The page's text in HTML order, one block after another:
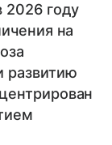
2026 году
на
развитию